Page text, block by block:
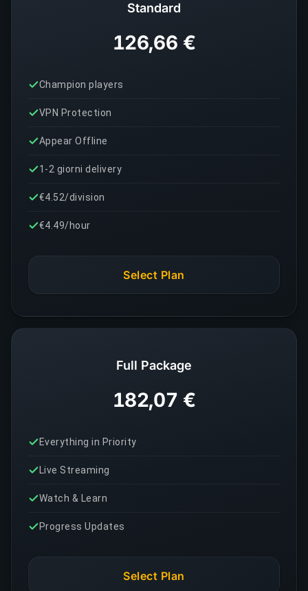
Standard
126,66 €
Champion players
VPN Protection
Appear Offline
1-2 giorni delivery
€4.52/division
€4.49/hour
Select Plan
Full Package
182,07 €
Everything in Priority
Live Streaming
Watch & Learn
Progress Updates
Select Plan